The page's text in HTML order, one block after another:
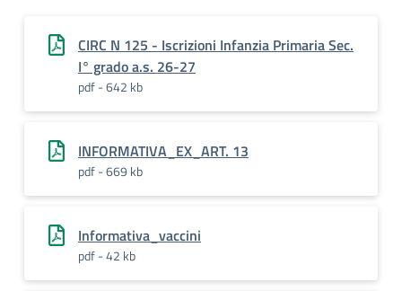
CIRC N 125 - Iscrizioni Infanzia Primaria Sec.
I° grado a.s. 26-27
pdf - 642 kb
INFORMATIVA_EX_ART. 13
pdf - 669 kb
Informativa_vaccini
pdf - 42 kb